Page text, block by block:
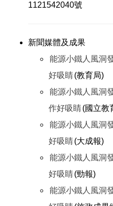
1121542040號
新聞媒體及成果
能源小鐵人風洞
好吸睛(教育局)
能源小鐵人風洞
作好吸睛(國立教
能源小鐵人風洞
好吸睛(大成報)
能源小鐵人風洞
好吸睛(勁報)
能源小鐵人風洞